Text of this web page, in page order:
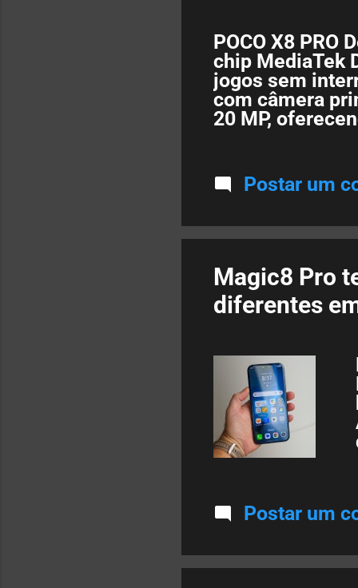
POCO X8 PRO
chip MediaTek
jogos sem
com câmera
20 MP,
resolução:
resolução
períodos de
e acesso à
Postar um
Magic8 Pro
diferentes
Postar um